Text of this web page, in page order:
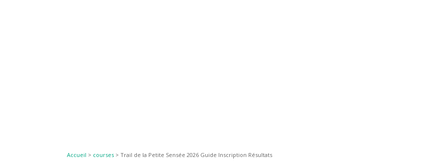
Accueil > courses >Trail de la Petite Sensée 2026 Guide Inscription Résultats